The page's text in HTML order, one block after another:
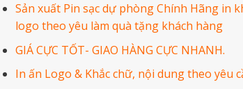
Sản xuất Pin sạc dự phòng Chính Hãng in
logo theo yêu làm quà tặng khách hàng
GIÁ CỰC TỐT- GIAO HÀNG CỰC NHANH.
In ấn Logo & Khắc chữ, nội dung theo yêu